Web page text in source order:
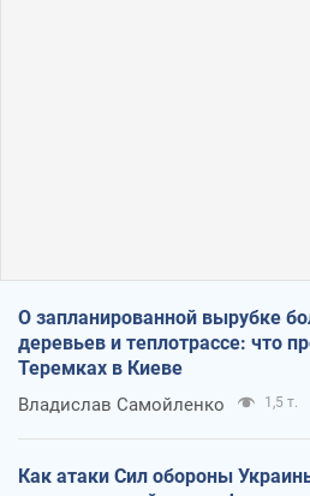
О запланированной вырубке
деревьев и теплотрассе: что
Теремках в Киеве
Владислав Самойленко 1,5 т.
Как атаки Сил обороны